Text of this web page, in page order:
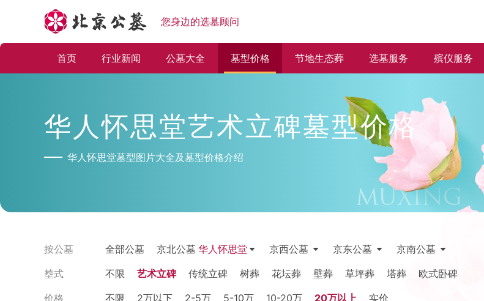
您身边的选墓顾问
首页 行业新闻 公墓大全 墓型价格 节地生态葬 选墓服务 殡仪服务
华人怀思堂艺术立碑墓型价格
华人怀思堂墓型图片大全及墓型价格介绍
按公墓 全部公墓 京北公墓 华人怀思堂 京西公墓 京东公墓
京南公墓
塟式
不限 艺术立碑 传统立碑 树葬 花坛葬 壁葬 草坪葬 塔葬
欧式卧碑
价格
不限 2万以下 2-5万 5-10万 10-20万 20万以上 实价